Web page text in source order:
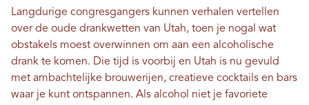
Langdurige congresgangers kunnen verhalen vertellen
over de oude drankwetten van Utah, toen je nogal wat
obstakels moest overwinnen om aan een alcoholische
drank te komen. Die tijd is voorbij en Utah is nu gevuld
met ambachtelijke brouwerijen, creatieve cocktails en bars
waar je kunt ontspannen. Als alcohol niet je favoriete